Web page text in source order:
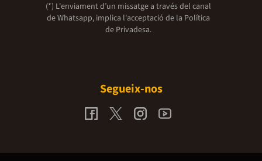
(*) L'enviament d’un missatge a través del canal
de Whatsapp, implica l'acceptació de la Política
de Privadesa.
Segueix-nos